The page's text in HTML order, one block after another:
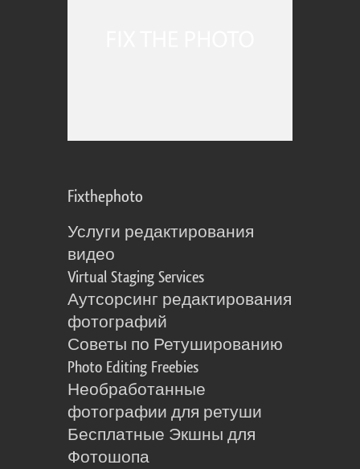
Fixthephoto
Услуги редактирования
видео
Virtual Staging Services
Аутсорсинг редактирования
фотографий
Советы по Ретушированию
Photo Editing Freebies
Необработанные
фотографии для ретуши
Бесплатные Экшны для
Фотошопа